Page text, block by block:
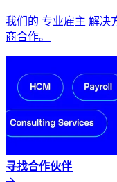
我们的 专业雇主 解决
商合作。​​
寻找合作伙伴​​